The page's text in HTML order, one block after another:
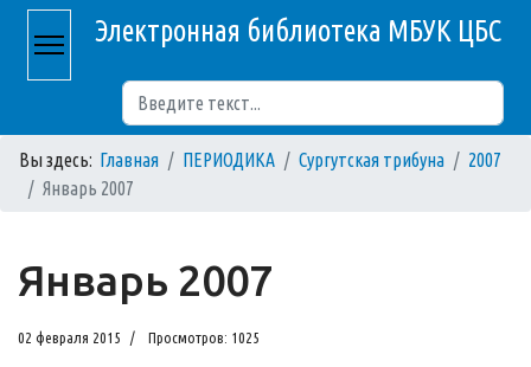
Электронная библиотека МБУК ЦБС
Вы здесь: Главная ПЕРИОДИКА Сургутская трибуна
2007
Январь 2007
Январь 2007
02 февраля 2015 Просмотров: 1025